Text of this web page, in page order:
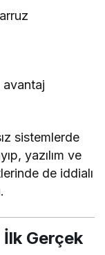
avantaj
sistemlerde
yazılım ve
de iddialı
Gerçek